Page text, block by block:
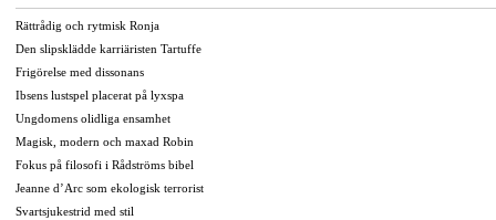
Rättrådig och rytmisk Ronja
Den slipsklädde karriäristen Tartuffe
Frigörelse med dissonans
Ibsens lustspel placerat på lyxspa
Ungdomens olidliga ensamhet
Magisk, modern och maxad Robin
Fokus på filosofi i Rådströms bibel
Jeanne d’Arc som ekologisk terrorist
Svartsjukestrid med stil